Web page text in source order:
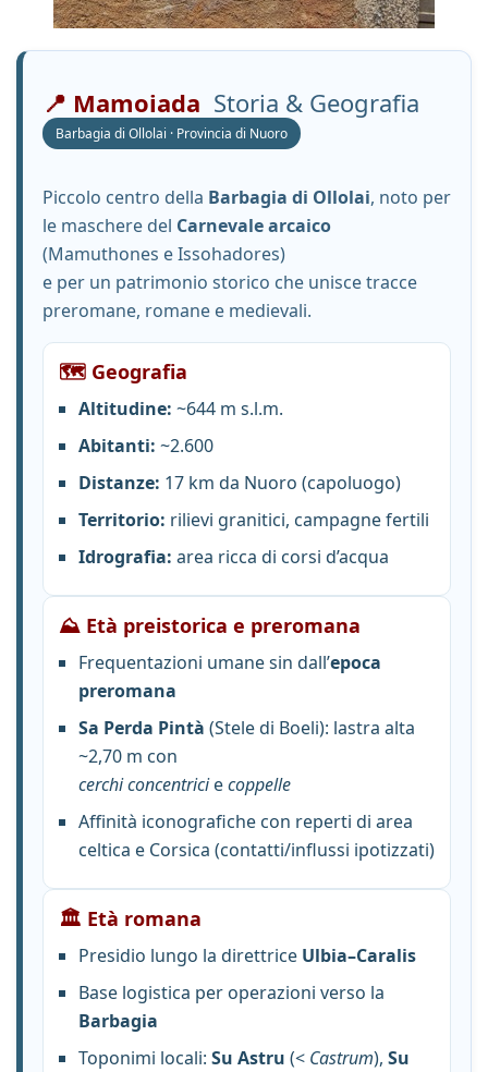
📍 Mamoiada Storia & Geografia
Barbagia di Ollolai · Provincia di Nuoro
Piccolo centro della Barbagia di Ollolai, noto per
le maschere del Carnevale arcaico
(Mamuthones e Issohadores)
e per un patrimonio storico che unisce tracce
preromane, romane e medievali.
🗺️ Geografia
Altitudine: ~644 m s.l.m.
Abitanti: ~2.600
Distanze: 17 km da Nuoro (capoluogo)
Territorio: rilievi granitici, campagne fertili
Idrografia: area ricca di corsi d’acqua
⛰️ Età preistorica e preromana
Frequentazioni umane sin dall’epoca
preromana
Sa Perda Pintà (Stele di Boeli): lastra alta
~2,70 m con
cerchi concentriciecoppelle
Affinità iconografiche con reperti di area
celtica e Corsica (contatti/influssi ipotizzati)
🏛️ Età romana
Presidio lungo la direttrice Ulbia–Caralis
Base logistica per operazioni verso la
Barbagia
Toponimi locali: Su Astru (< Castrum), Su